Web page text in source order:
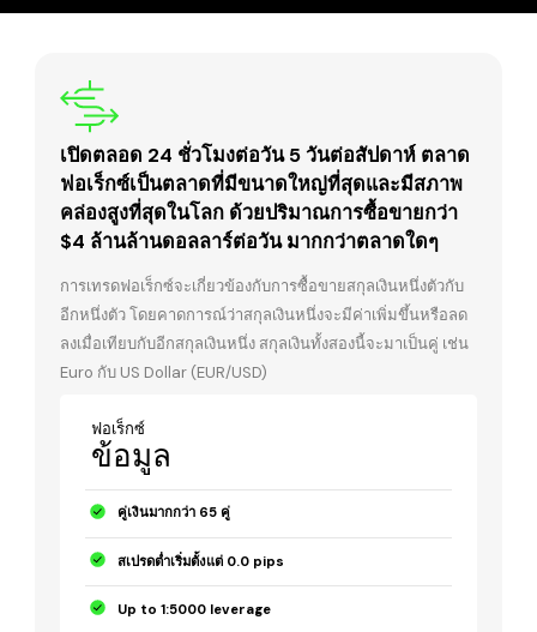
เปิดตลอด 24 ชั่วโมงต่อวัน 5 วันต่อสัปดาห์ ตลาด
ฟอเร็กซ์เป็นตลาดที่มีขนาดใหญ่ที่สุดและมีสภาพ
คล่องสูงที่สุดในโลก ด้วยปริมาณการซื้อขายกว่า
$4 ล้านล้านดอลลาร์ต่อวัน มากกว่าตลาดใดๆ
การเทรดฟอเร็กซ์จะเกี่ยวข้องกับการซื้อขายสกุลเงินหนึ่งตัวกับ
อีกหนึ่งตัว โดยคาดการณ์ว่าสกุลเงินหนึ่งจะมีค่าเพิ่มขึ้นหรือลด
ลงเมื่อเทียบกับอีกสกุลเงินหนึ่ง สกุลเงินทั้งสองนี้จะมาเป็นคู่ เช่น
Euro กับ US Dollar (EUR/USD)
ฟอเร็กซ์
ข้อมูล
คู่เงินมากกว่า 65 คู่
สเปรดต่ำเริ่มตั้งแต่ 0.0 pips
Up to 1:5000 leverage